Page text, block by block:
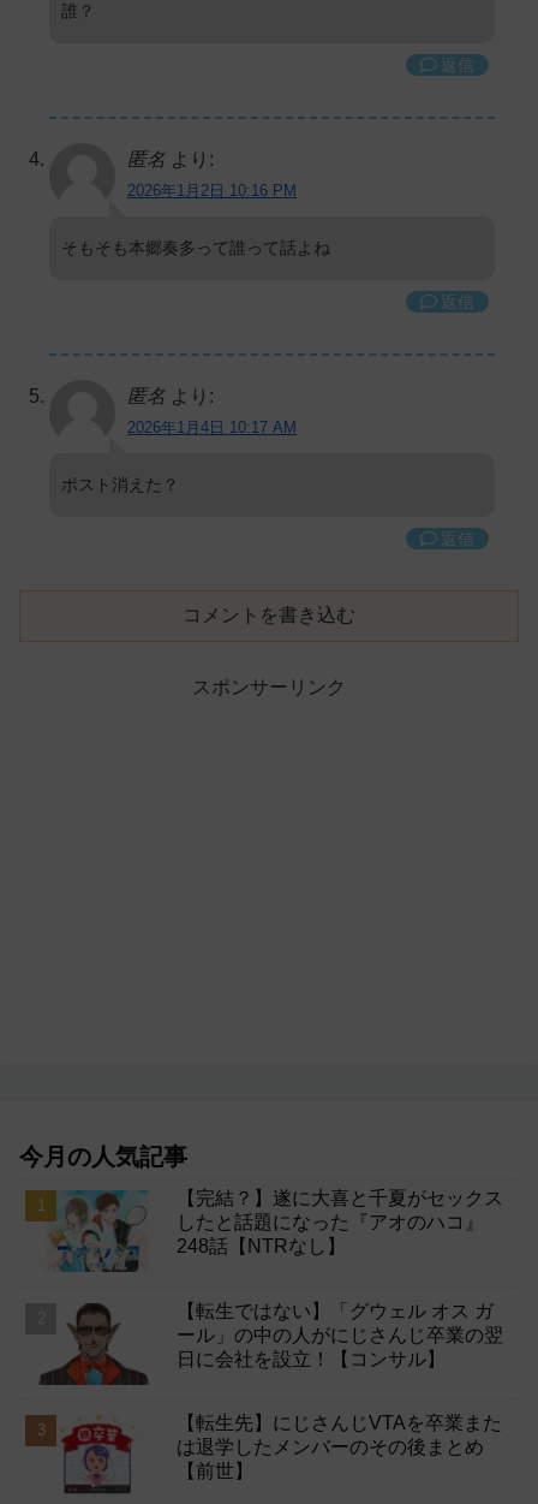
誰？
返信
匿名 より:
2026年1月2日 10:16 PM
そもそも本郷奏多って誰って話よね
返信
匿名 より:
2026年1月4日 10:17 AM
ポスト消えた？
返信
コメントを書き込む
スポンサーリンク
今月の人気記事
【完結？】遂に大喜と千夏がセックス
したと話題になった『アオのハコ』
248話【NTRなし】
【転生ではない】「グウェル オス ガ
ール」の中の人がにじさんじ卒業の翌
日に会社を設立！【コンサル】
【転生先】にじさんじVTAを卒業また
は退学したメンバーのその後まとめ
【前世】